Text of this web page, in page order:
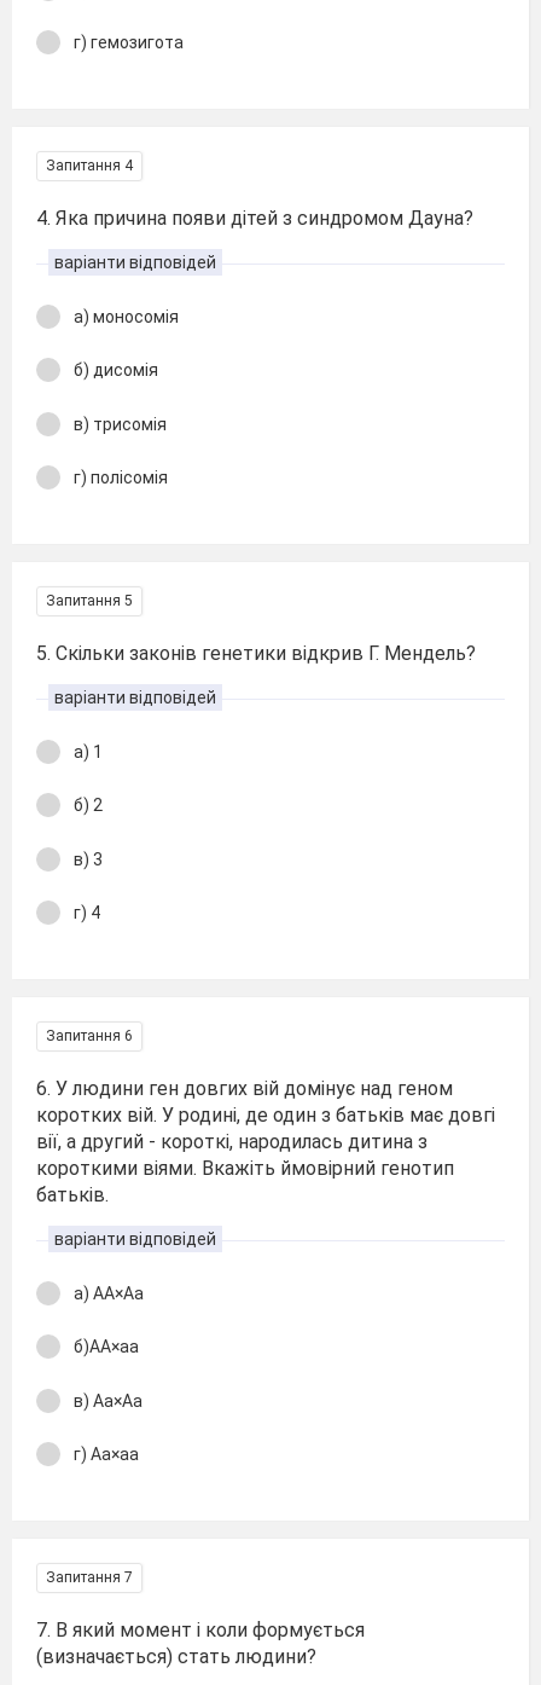
г) гемозигота
Запитання 4
4. Яка причина появи дітей з синдромом Дауна?
варіанти відповідей
а) моносомія
б) дисомія
в) трисомія
г) полісомія
Запитання 5
5. Скільки законів генетики відкрив Г. Мендель?
варіанти відповідей
а) 1
б) 2
в) 3
г) 4
Запитання 6
6. У людини ген довгих вій домінує над геном
коротких вій. У родині, де один з батьків має довгі
вії, а другий - короткі, народилась дитина з
короткими віями. Вкажіть ймовірний генотип
батьків.
варіанти відповідей
а) АА×Аа
б)АА×аа
в) Аа×Аа
г) Аа×аа
Запитання 7
7. В який момент і коли формується
(визначається) стать людини?